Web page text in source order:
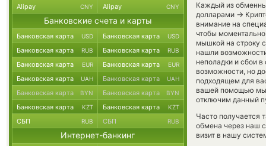
Каждый из
долларами →
внимание на
чтобы
мышкой на строку
нашли
неполадки и сбои
возможности, но
подходящем для
вашей помощью мы
отключим данный
Часто получается
обмена через наш
визит в нашу
Alipay CNY Alipay CNY
Банковские счета и карты
Банковская карта USD Банковская карта USD
Банковская карта RUB Банковская карта RUB
Банковская карта EUR Банковская карта EUR
Банковская карта UAH Банковская карта UAH
Банковская карта BYN Банковская карта BYN
Банковская карта KZT Банковская карта KZT
СБП RUB СБП RUB
Интернет-банкинг